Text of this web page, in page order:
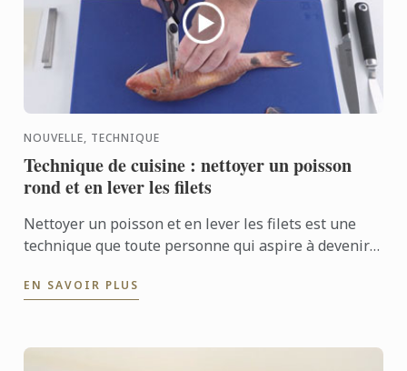
NOUVELLE, TECHNIQUE
Technique de cuisine : nettoyer un poisson
rond et en lever les filets
Nettoyer un poisson et en lever les filets est une
technique que toute personne qui aspire à devenir
EN SAVOIR PLUS